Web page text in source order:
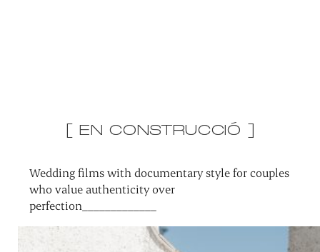
[ EN CONSTRUCCIÓ ]
Wedding films with documentary style for couples
who value authenticity over
perfection_____________